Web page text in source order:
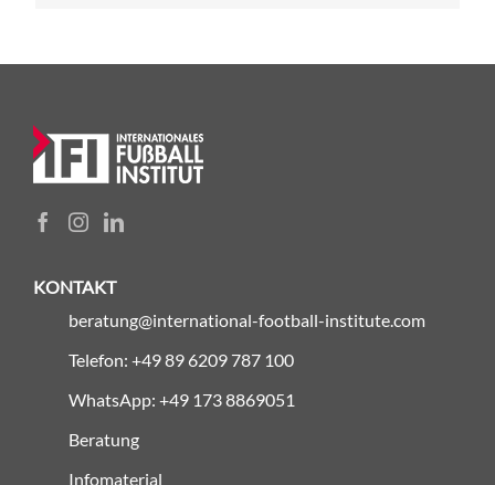
KONTAKT
beratung@international-football-institute.com
Telefon: +49 89 6209 787 100
WhatsApp: +49 173 8869051
Beratung
Infomaterial